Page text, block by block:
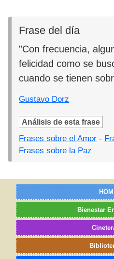
Frase del día
"Con frecuencia,
felicidad como se
cuando se tienen
Gustavo Dorz
Análisis de esta frase
Frases sobre el Amor -
Frases sobre la Paz
Bienestar